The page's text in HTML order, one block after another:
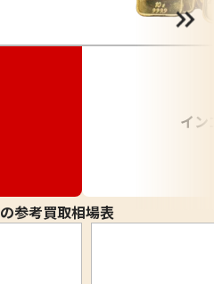
イン
の参考買取相場表